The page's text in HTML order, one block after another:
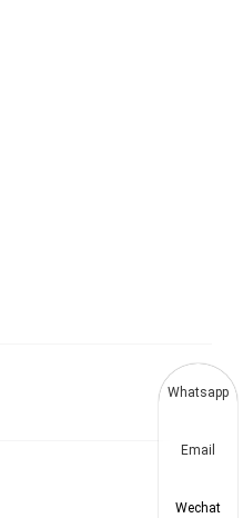
Whatsapp
Email
Wechat